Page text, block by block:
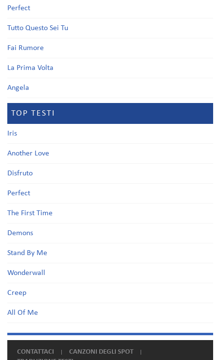
Perfect
Tutto Questo Sei Tu
Fai Rumore
La Prima Volta
Angela
TOP TESTI
Iris
Another Love
Disfruto
Perfect
The First Time
Demons
Stand By Me
Wonderwall
Creep
All Of Me
CONTATTACI
CANZONI DEGLI SPOT